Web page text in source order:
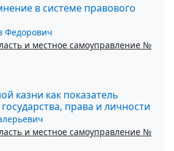
в системе правового
Федорович
и местное самоуправление №
казни как показатель
права и личности
и местное самоуправление №